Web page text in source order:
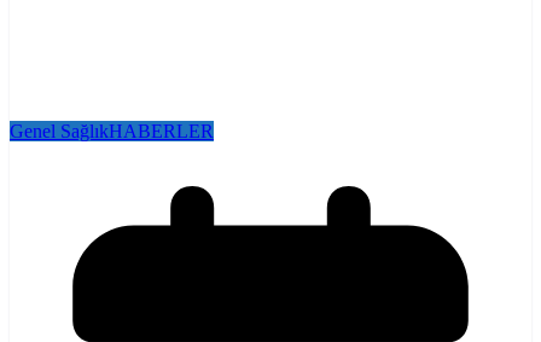
Genel SağlıkHABERLER